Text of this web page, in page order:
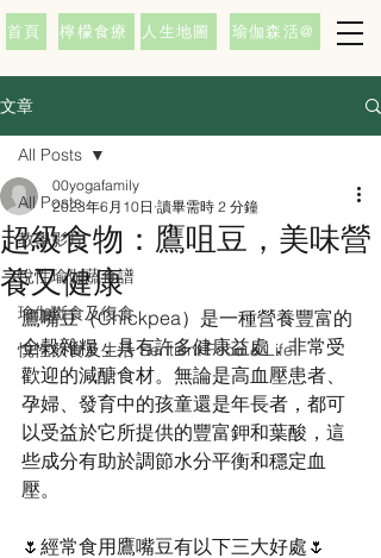
首頁 檸檬食療 人生地圖 瑜伽森活@
文章
All Posts
教學影片
悅性瑜伽蔬食譜
瑜伽斷食及復食
悅性飲食及生活 Sentient Food & Life
All Posts
超級食物：鷹咀豆，美味營
養又健康
00yogafamily
2023年6月10日 讀畢需時 2 分鐘
鷹嘴豆（Chickpea）是一種營養豐富的
全榖雜糧，具有許多健康益處，非常受
歡迎的減醣食材。無論是高血壓患者、
孕婦、發育中的孩童還是年長者，都可
以受益於它所提供的豐富鉀和葉酸，這
些成分有助於調節水分平衡和穩定血
壓。
🌷經常食用鷹嘴豆有以下三大好處🌷